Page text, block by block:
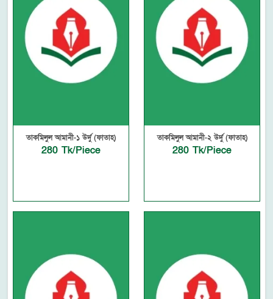
তাকমিলুল আমানী-১ উর্দু (ফাতাহ)
280 Tk/Piece
তাকমিলুল আমানী-২ উর্দু (ফাতাহ)
280 Tk/Piece